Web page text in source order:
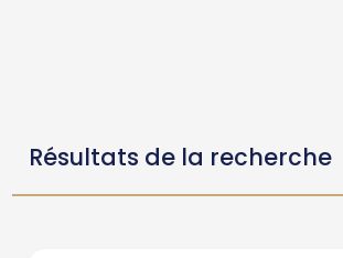
Résultats de la recherche